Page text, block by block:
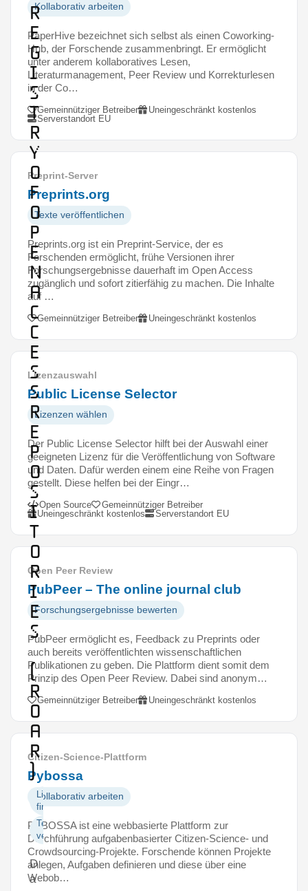
R
e
g
i
s
t
r
y
o
f
O
p
e
n
A
c
c
e
s
s
R
e
p
o
s
i
t
o
r
i
e
s
(
R
O
A
R
)
Literatur
finden
Texte
veröffentlichen
D
a
Kollaborativ arbeiten
PaperHive bezeichnet sich selbst als einen Coworking-
Hub, der Forschende zusammenbringt. Er ermöglicht
unter anderem kollaboratives Lesen,
Literaturmanagement, Peer Review und Korrekturlesen
in der Co…
Gemeinnütziger Betreiber
Uneingeschränkt kostenlos
Serverstandort EU
Preprint-Server
Preprints.org
Texte veröffentlichen
Preprints.org ist ein Preprint-Service, der es
Forschenden ermöglicht, frühe Versionen ihrer
Forschungsergebnisse dauerhaft im Open Access
zugänglich und sofort zitierfähig zu machen. Die Inhalte
auf …
Gemeinnütziger Betreiber Uneingeschränkt kostenlos
Lizenzauswahl
Public License Selector
Lizenzen wählen
Der Public License Selector hilft bei der Auswahl einer
geeigneten Lizenz für die Veröffentlichung von Software
und Daten. Dafür werden einem eine Reihe von Fragen
gestellt. Diese helfen bei der Eingr…
Open Source
Gemeinnütziger Betreiber
Uneingeschränkt kostenlos
Serverstandort EU
Open Peer Review
PubPeer – The online journal club
Forschungsergebnisse bewerten
PubPeer ermöglicht es, Feedback zu Preprints oder
auch bereits veröffentlichten wissenschaftlichen
Publikationen zu geben. Die Plattform dient somit dem
Prinzip des Open Peer Review. Dabei sind anonym…
Gemeinnütziger Betreiber Uneingeschränkt kostenlos
Citizen-Science-Plattform
Pybossa
Kollaborativ arbeiten
PYBOSSA ist eine webbasierte Plattform zur
Durchführung aufgabenbasierter Citizen-Science- und
Crowdsourcing-Projekte. Forschende können Projekte
anlegen, Aufgaben definieren und diese über eine
Webob…